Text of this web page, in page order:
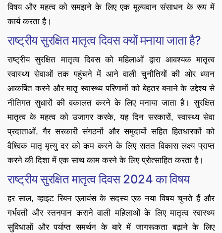
विषय और महत्व को समझने के लिए एक मूल्यवान संसाधन के रूप में
कार्य करता है।
राष्ट्रीय सुरक्षित मातृत्व दिवस क्यों मनाया जाता है?
राष्ट्रीय सुरक्षित मातृत्व दिवस को महिलाओं द्वारा आवश्यक मातृत्व
स्वास्थ्य सेवाओं तक पहुंचने में आने वाली चुनौतियों की ओर ध्यान
आकर्षित करने और मातृ स्वास्थ्य परिणामों को बेहतर बनाने के उद्देश्य से
नीतिगत सुधारों की वकालत करने के लिए मनाया जाता है। सुरक्षित
मातृत्व के महत्व को उजागर करके, यह दिन सरकारों, स्वास्थ्य सेवा
प्रदाताओं, गैर सरकारी संगठनों और समुदायों सहित हितधारकों को
वैश्विक मातृ मृत्यु दर को कम करने के लिए सतत विकास लक्ष्य प्राप्त
करने की दिशा में एक साथ काम करने के लिए प्रोत्साहित करता है।
राष्ट्रीय सुरक्षित मातृत्व दिवस 2024 का विषय
हर साल, व्हाइट रिबन एलायंस के सदस्य एक नया विषय चुनते हैं और
गर्भवती और स्तनपान कराने वाली महिलाओं के लिए मातृत्व स्वास्थ्य
सुविधाओं और पर्याप्त समर्थन के बारे में जागरूकता बढ़ाने के लिए